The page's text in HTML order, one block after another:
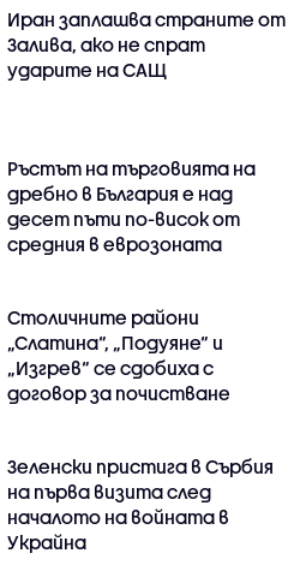
Иран заплашва страните от
Залива, ако не спрат
ударите на САЩ
Ръстът на търговията на
дребно в България е над
десет пъти по-висок от
средния в еврозоната
Столичните райони
„Слатина“, „Подуяне“ и
„Изгрев“ се сдобиха с
договор за почистване
Зеленски пристига в Сърбия
на първа визита след
началото на войната в
Украйна